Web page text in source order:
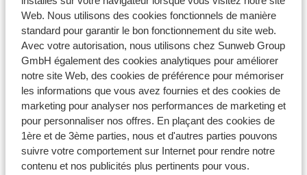
Web. Nous utilisons des cookies fonctionnels de manière
standard pour garantir le bon fonctionnement du site web.
Avec votre autorisation, nous utilisons chez Sunweb Group
GmbH également des cookies analytiques pour améliorer
notre site Web, des cookies de préférence pour mémoriser
les informations que vous avez fournies et des cookies de
marketing pour analyser nos performances de marketing et
pour personnaliser nos offres. En plaçant des cookies de
1ère et de 3ème parties, nous et d'autres parties pouvons
suivre votre comportement sur Internet pour rendre notre
contenu et nos publicités plus pertinents pour vous.
hôtels pour les familles , profitez d’installations
fonctionnelles, de superbes piscines, de savoureux
repas et de jolieschambres familiales. Vous pourrez
pleinement vous reposer, sous le soleil, et oublier tous
vos soucis. Passez de formidables vacances avec votre
famille et offrez à chacun des souvenirs inoubliables !
Des hébergements adaptés à votre famille
Sunweb vous propose des séjours exclusifs afin que
vous profitiez de vacances en famille pour pas cher.
Vous bénéficierez de voyages tout compris, avec